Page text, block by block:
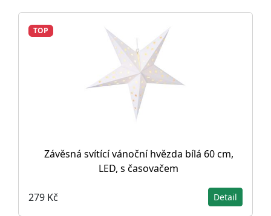
TOP
Závěsná svítící vánoční hvězda bílá 60 cm,
LED, s časovačem
279 Kč Detail